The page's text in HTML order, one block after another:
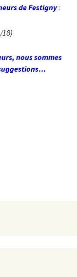
de Festigny:
18)
nous sommes